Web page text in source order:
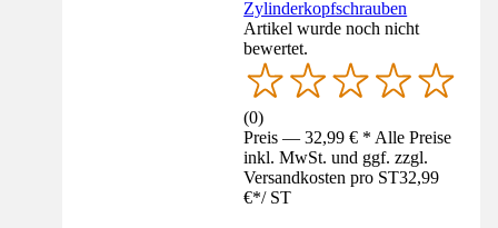
Zylinderkopfschrauben
Artikel wurde noch nicht
bewertet.
(0)
Preis — 32,99 € * Alle Preise
inkl. MwSt. und ggf. zzgl.
Versandkosten pro ST32,99
€*/ ST